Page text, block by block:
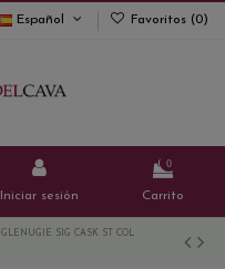
Español Favoritos (0)
Iniciar sesión
0
Carrito
GLENUGIE SIG CASK ST COL